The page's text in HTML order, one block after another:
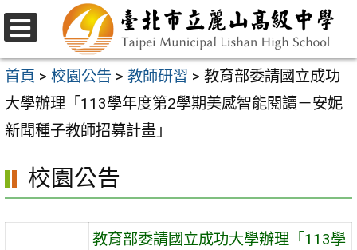
跳
至
主
要
內
區
選
單
首頁 > 校園公告 > 教師研習 > 教育部委請國立成功
大學辦理「113學年度第2學期美感智能閱讀－安妮
新聞種子教師招募計畫」
校園公告
教育部委請國立成功大學辦理「113學